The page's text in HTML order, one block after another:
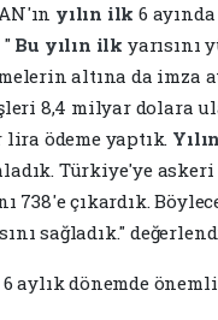
yılın ilk6
Bu yılın ilk yarısını
altına da imza
8,4 milyar dolara
ödeme yaptık. Yılın
Türkiye'ye
738'e çıkardık.
sağladık."
aylık dönemde